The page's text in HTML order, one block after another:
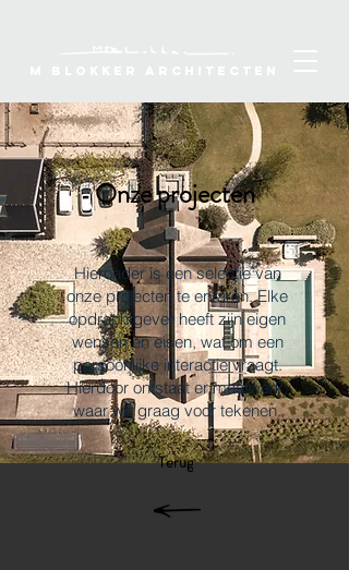
Onze projecten
Hieronder is een selectie van
onze projecten te ervaren. Elke
opdrachtgever heeft zijn eigen
wensen en eisen, wat om een
persoonlijke interactie vraagt.
Hierdoor ontstaat er maatwerk,
waar we graag voor tekenen.​​
Terug